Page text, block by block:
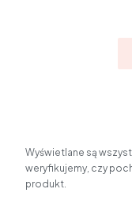
Wyświetlane są
weryfikujemy, czy
produkt.